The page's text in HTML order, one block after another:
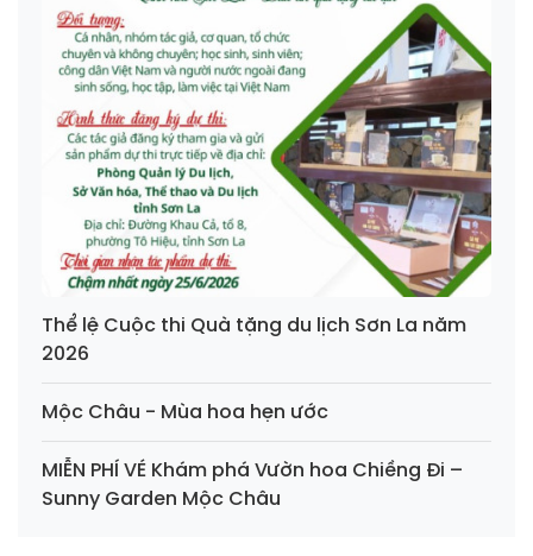
Thể lệ Cuộc thi Quà tặng du lịch Sơn La năm
2026
Mộc Châu - Mùa hoa hẹn ước
MIỄN PHÍ VÉ Khám phá Vườn hoa Chiềng Đi –
Sunny Garden Mộc Châu